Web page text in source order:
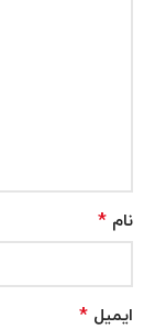
نام *
ایمیل *